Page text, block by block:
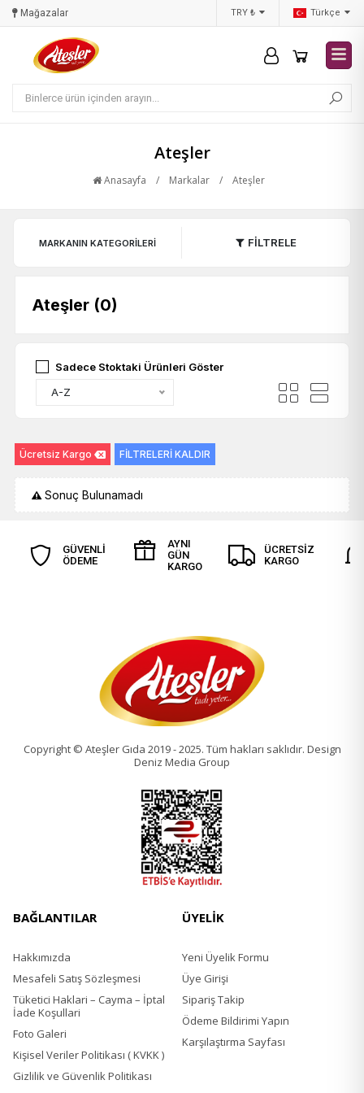
Hakkımızda
TRY ₺ Türkçe
Ateşler
Anasayfa / Markalar / Ateşler
MARKANIN KATEGORILERI FİLTRELE
Ateşler (0)
Sadece Stoktaki Ürünleri Göster
A-Z
Ücretsiz Kargo FİLTRELERİ KALDIR
Sonuç Bulunamadı
GÜVENLİ
ÖDEME
AYNI
GÜN
KARGO
ÜCRETSİZ
KARGO
Copyright © Ateşler Gıda 2019 - 2025. Tüm hakları saklıdır. Design
Deniz Media Group
BAĞLANTILAR
Hakkımızda
Mesafeli Satış Sözleşmesi
Tüketici Haklari – Cayma – İptal
İade Koşullari
Foto Galeri
Kişisel Veriler Politikası ( KVKK )
Gizlilik ve Güvenlik Politikası
ÜYELİK
Yeni Üyelik Formu
Üye Girişi
Sipariş Takip
Ödeme Bildirimi Yapın
Karşılaştırma Sayfası